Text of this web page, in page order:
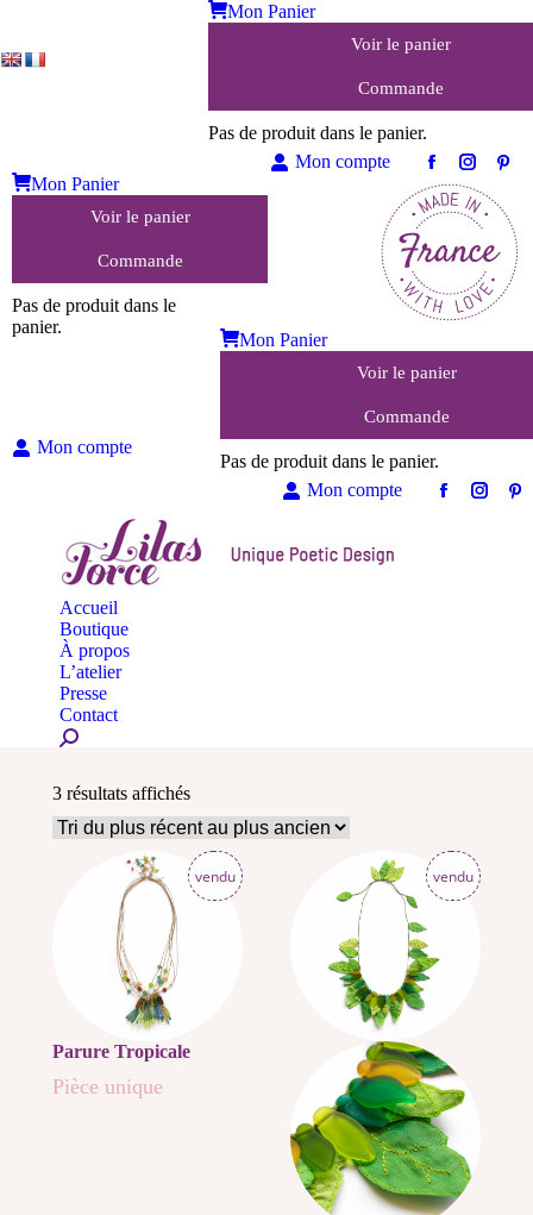
Mon Panier
Voir le panier
Commande
Pas de produit dans le
panier.
Mon compte
Mon Panier
Voir le panier
Commande
Pas de produit dans le panier.
Mon compte
Facebook
page
opens
in
window
page
opens
in
new
window
in
new
Mon Panier
Voir le panier
Commande
Pas de produit dans le panier.
Mon compte
Facebook
Accueil
Boutique
À propos
L’atelier
Presse
Contact
Search:
3 résultats affichésTrié
du
plus
récent
au
plus
vendu
Parure Tropicale
Pièce unique
vendu